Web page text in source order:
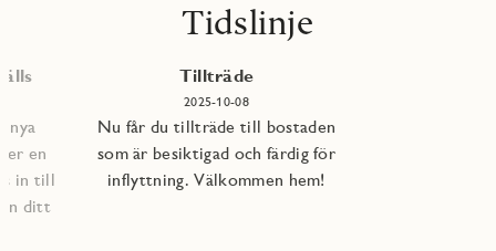
Tidslinje
nya
en
in till
ditt
Tillträde
2025-10-08
Nu får du tillträde till bostaden
som är besiktigad och färdig för
inflyttning. Välkommen hem!